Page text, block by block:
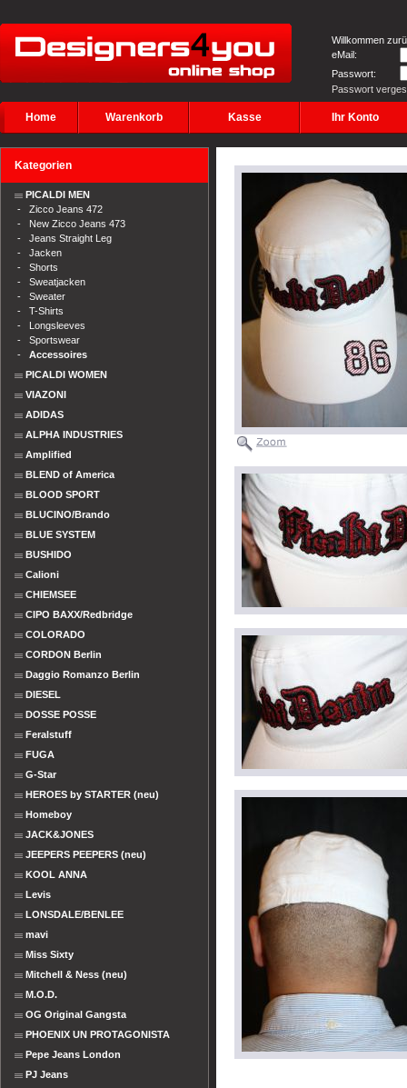
Willkommen
eMail:
Passwort:
Passwort
Home Warenkorb Kasse Ihr Konto
Kategorien
PICALDI MEN
- Zicco Jeans 472
- New Zicco Jeans 473
- Jeans Straight Leg
- Jacken
- Shorts
- Sweatjacken
- Sweater
- T-Shirts
- Longsleeves
- Sportswear
- Accessoires
PICALDI WOMEN
VIAZONI
ADIDAS
ALPHA INDUSTRIES
Amplified
BLEND of America
BLOOD SPORT
BLUCINO/Brando
BLUE SYSTEM
BUSHIDO
Calioni
CHIEMSEE
CIPO BAXX/Redbridge
COLORADO
CORDON Berlin
Daggio Romanzo Berlin
DIESEL
DOSSE POSSE
Feralstuff
FUGA
G-Star
HEROES by STARTER (neu)
Homeboy
JACK&JONES
JEEPERS PEEPERS (neu)
KOOL ANNA
Levis
LONSDALE/BENLEE
mavi
Miss Sixty
Mitchell & Ness (neu)
M.O.D.
OG Original Gangsta
PHOENIX UN PROTAGONISTA
Pepe Jeans London
PJ Jeans